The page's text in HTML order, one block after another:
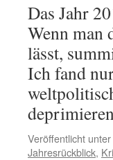
Das Jahr
Wenn man
lässt,
Ich fand
Veröffentlicht unter
Jahresrückblick,